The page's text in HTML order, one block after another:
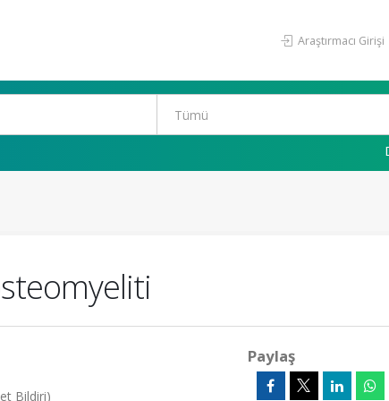
Araştırmacı Girişi
Bildiri)
Paylaş